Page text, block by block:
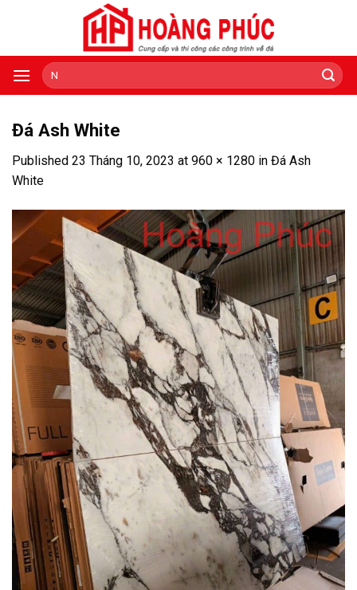
Tìm
kiếm:
Đá Ash White
Published 23 Tháng 10, 2023 at 960 × 1280 in Đá Ash
White